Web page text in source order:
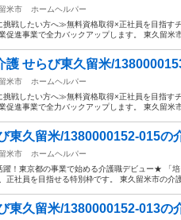
米市
ホームヘルパー
戦したい方へ≫無料資格取得×正社員を目指す
促進事業で全力バックアップします。 東久留米
護 せらび東久留米/
米市
ホームヘルパー
戦したい方へ≫無料資格取得×正社員を目指す
促進事業で全力バックアップします。 東久留米
東久留米/1380000152-015の
米市
ホームヘルパー
！東京都の事業で始める介護職デビュー★ 「
正社員を目指せる特別枠です。 東久留米市の介
東久留米/1380000152-013の